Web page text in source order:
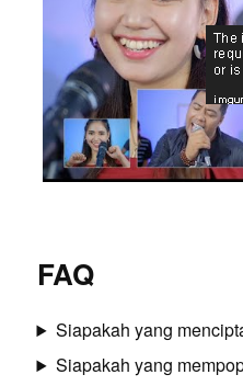
FAQ
Siapakah yang
Siapakah yang